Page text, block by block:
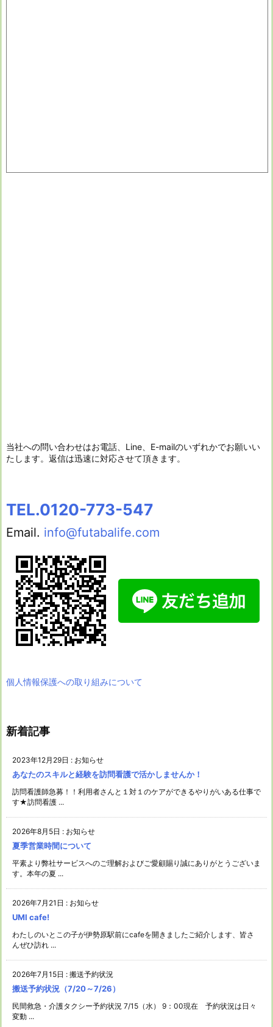
当社への問い合わせはお電話、Line、E-mailのいずれかでお願いい
たします。返信は迅速に対応させて頂きます。
TEL.0120-773-547
Email. info@futabalife.com
個人情報保護への取り組みについて
新着記事
2023年12月29日 : お知らせ
あなたのスキルと経験を訪問看護で活かしませんか！
訪問看護師急募！！利用者さんと１対１のケアができるやりがいある仕事で
す★訪問看護 ...
2026年8月5日 : お知らせ
夏季営業時間について
平素より弊社サービスへのご理解およびご愛顧賜り誠にありがとうございま
す。本年の夏 ...
2026年7月21日 : お知らせ
UMI cafe!
わたしのいとこの子が伊勢原駅前にcafeを開きましたご紹介します、皆さ
んぜひ訪れ ...
2026年7月15日 : 搬送予約状況
搬送予約状況（7/20～7/26）
民間救急・介護タクシー予約状況 7/15（水） 9：00現在 予約状況は日々
変動 ...